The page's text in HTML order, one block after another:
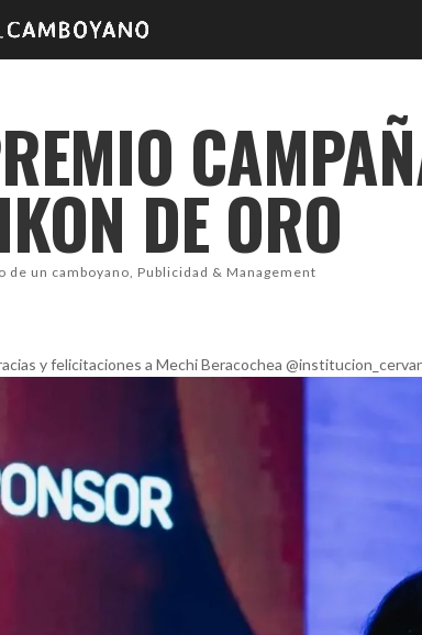
DE ORO
de un camboyano, Publicidad & Management
y felicitaciones a Mechi Beracochea